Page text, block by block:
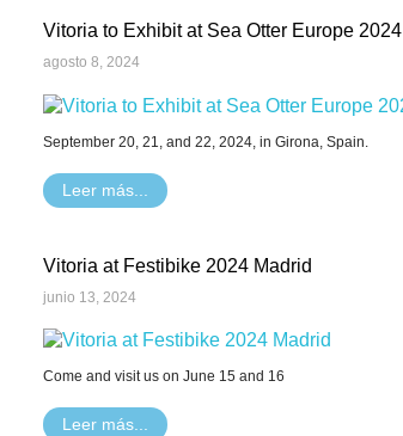
Vitoria to Exhibit at Sea Otter Europe 2024
agosto 8, 2024
September 20, 21, and 22, 2024, in Girona, Spain.
Leer más...
Vitoria at Festibike 2024 Madrid
junio 13, 2024
Come and visit us on June 15 and 16
Leer más...